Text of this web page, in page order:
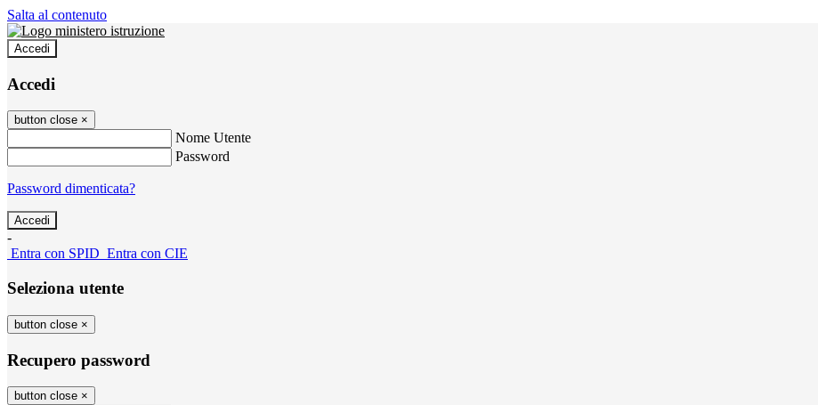
Salta al contenuto
Accedi
Accedi
button close ×
Nome Utente
Password
Password dimenticata?
-
Entra con SPID Entra con CIE
Seleziona utente
button close ×
Recupero password
button close ×